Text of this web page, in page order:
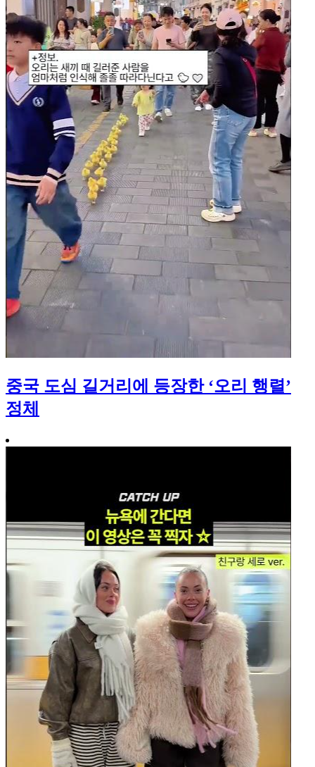
중국 도심 길거리에 등장한 ‘오리 행렬’
정체